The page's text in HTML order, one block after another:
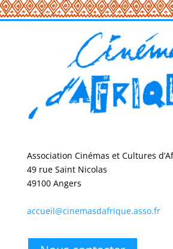
Association Cinémas et Cultures
49 rue Saint Nicolas
49100 Angers
accueil@cinemasdafrique.asso.fr